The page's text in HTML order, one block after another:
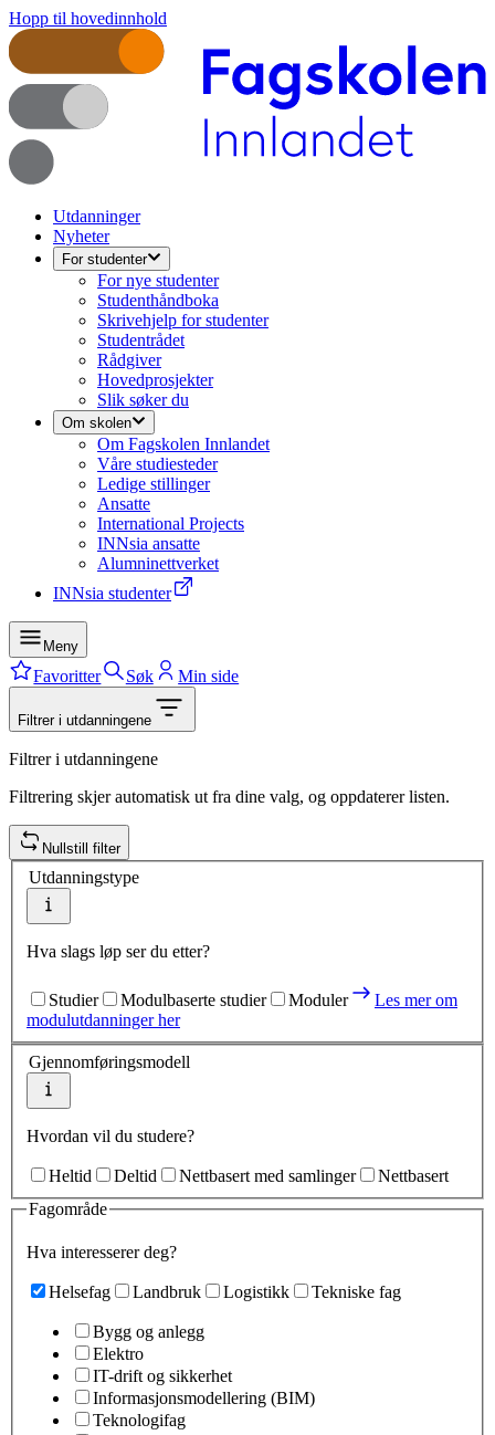
Hopp til hovedinnhold
Utdanninger
Nyheter
For studenter
For nye studenter
Studenthåndboka
Skrivehjelp for studenter
Studentrådet
Rådgiver
Hovedprosjekter
Slik søker du
Om skolen
Om Fagskolen Innlandet
Våre studiesteder
Ledige stillinger
Ansatte
International Projects
INNsia ansatte
Alumninettverket
INNsia studenter
Meny
Favoritter Søk Min side
Filtrer i utdanningene
Filtrer i utdanningene
Filtrering skjer automatisk ut fra dine valg, og oppdaterer listen.
Nullstill filter
Utdanningstype
Hva slags løp ser du etter?
Studier Modulbaserte studier Moduler
Les mer om
modulutdanninger her
Gjennomføringsmodell
Hvordan vil du studere?
Heltid Deltid Nettbasert med samlinger
Nettbasert
Fagområde
Hva interesserer deg?
Helsefag Landbruk Logistikk Tekniske fag
Bygg og anlegg
Elektro
IT-drift og sikkerhet
Informasjonsmodellering (BIM)
Teknologifag